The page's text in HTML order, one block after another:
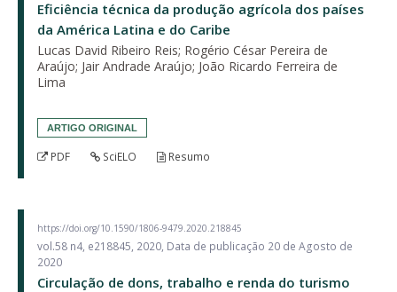
Eficiência técnica da produção agrícola dos países
da América Latina e do Caribe
Lucas David Ribeiro Reis; Rogério César Pereira de
Araújo; Jair Andrade Araújo; João Ricardo Ferreira de
Lima
ARTIGO ORIGINAL
PDF SciELO Resumo
https://doi.org/10.1590/1806-9479.2020.218845
vol.58 n4, e218845, 2020, Data de publicação 20 de Agosto de
2020
Circulação de dons, trabalho e renda do turismo